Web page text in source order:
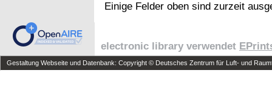
Einige Felder oben sind zurzeit
electronic library verwendet
Gestaltung Webseite und Datenbank: Copyright © Deutsches Zentrum für Luft- und